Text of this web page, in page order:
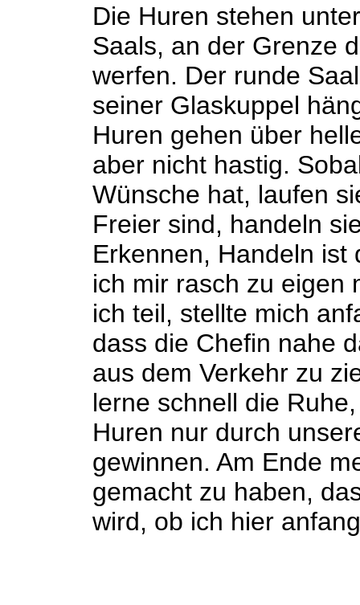
Die Huren stehen
Saals, an der Grenze
werfen. Der runde
seiner Glaskuppel
Huren gehen über
aber nicht hastig.
Wünsche hat, laufen
Freier sind, handeln
Erkennen, Handeln ist
ich mir rasch zu eigen
ich teil, stellte mich
dass die Chefin nahe
aus dem Verkehr zu
lerne schnell die
Huren nur durch
gewinnen. Am Ende
gemacht zu haben,
wird, ob ich hier